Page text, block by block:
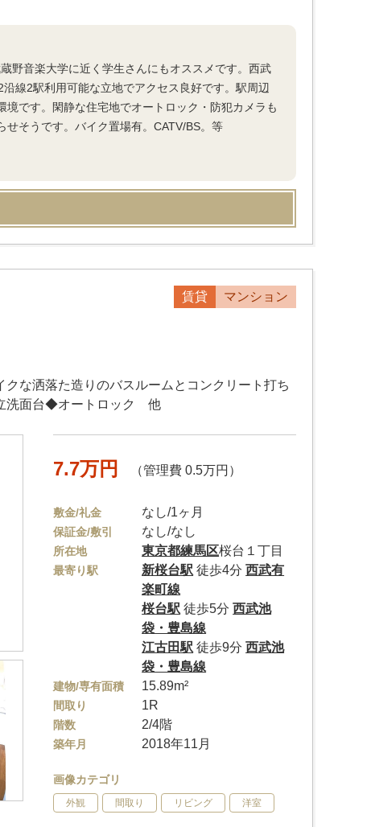
野音楽大学に近く学生さんにもオススメです。西武
線2駅利用可能な立地でアクセス良好です。駅周辺
です。閑静な住宅地でオートロック・防犯カメラも
そうです。バイク置場有。CATV/BS。等
賃貸 マンション
な洒落た造りのバスルームとコンクリート打ち
洗面台◆オートロック 他
7.7万円 （管理費 0.5万円）
敷金/礼金 なし/1ヶ月
保証金/敷引 なし/なし
所在地 東京都練馬区桜台１丁目
最寄り駅 新桜台駅 徒歩4分西武有
楽町線
桜台駅 徒歩5分西武池
袋・豊島線
江古田駅 徒歩9分西武池
袋・豊島線
建物/専有面積 15.89m²
間取り 1R
階数 2/4階
築年月 2018年11月
画像カテゴリ
外観 間取り リビング 洋室